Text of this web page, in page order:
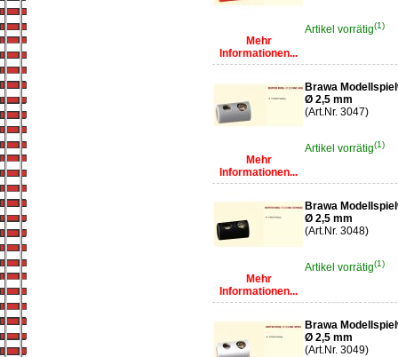
Mehr
Informationen...
Artikel vorrätig(1)
Mehr
Informationen...
Brawa
Ø 2,5 mm
(Art.Nr. 3047)
Artikel vorrätig(1)
Mehr
Informationen...
Brawa
Ø 2,5 mm
(Art.Nr. 3048)
Artikel vorrätig(1)
Brawa
Ø 2,5 mm
(Art.Nr. 3049)